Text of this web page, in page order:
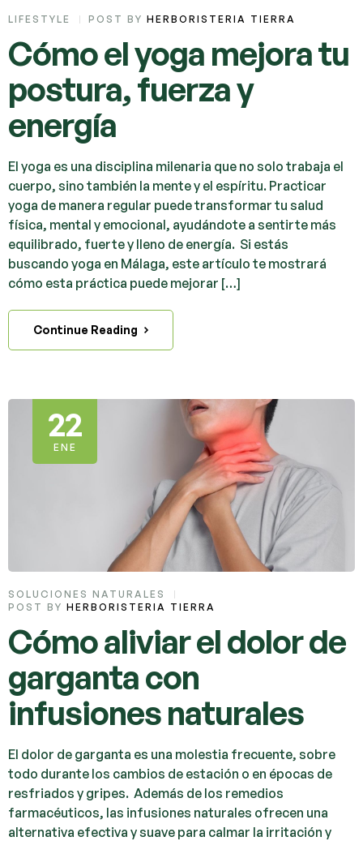
LIFESTYLE POST BY HERBORISTERIA TIERRA
Cómo el yoga mejora tu
postura, fuerza y
energía
El yoga es una disciplina milenaria que no solo trabaja el
cuerpo, sino también la mente y el espíritu. Practicar
yoga de manera regular puede transformar tu salud
física, mental y emocional, ayudándote a sentirte más
equilibrado, fuerte y lleno de energía. Si estás
buscando yoga en Málaga, este artículo te mostrará
cómo esta práctica puede mejorar […]
Continue Reading
22
ENE
SOLUCIONES NATURALES
POST BY HERBORISTERIA TIERRA
Cómo aliviar el dolor de
garganta con
infusiones naturales
El dolor de garganta es una molestia frecuente, sobre
todo durante los cambios de estación o en épocas de
resfriados y gripes. Además de los remedios
farmacéuticos, las infusiones naturales ofrecen una
alternativa efectiva y suave para calmar la irritación y